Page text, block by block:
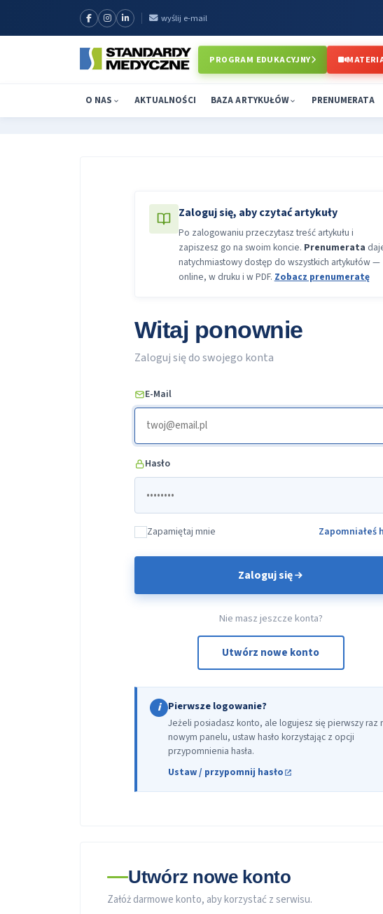
wyślij e-mail
PROGRAM EDUKACYJNY
O NAS AKTUALNOŚCI BAZA ARTYKUŁÓW PRENUMERATA
Zaloguj się, aby czytać artykuły
Po zalogowaniu przeczytasz treść artykułu i
zapiszesz go na swoim koncie. Prenumerata
natychmiastowy dostęp do wszystkich artykułów —
online, w druku i w PDF. Zobacz prenumeratę
Witaj ponownie
Zaloguj się do swojego konta
E-Mail
Hasło
Zapamiętaj mnie Zapomniałeś
Zaloguj się
Nie masz jeszcze konta?
Utwórz nowe konto
i Pierwsze logowanie?
Jeżeli posiadasz konto, ale logujesz się pierwszy raz
nowym panelu, ustaw hasło korzystając z opcji
przypomnienia hasła.
Ustaw / przypomnij hasło
Utwórz nowe konto
Załóż darmowe konto, aby korzystać z serwisu.